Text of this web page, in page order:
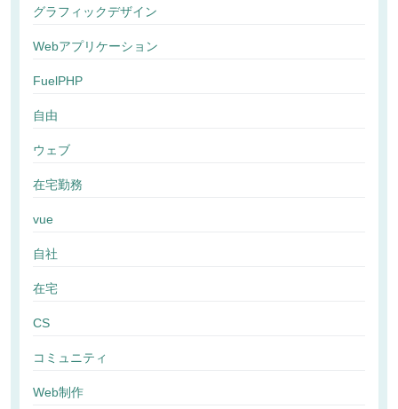
グラフィックデザイン
Webアプリケーション
FuelPHP
自由
ウェブ
在宅勤務
vue
自社
在宅
CS
コミュニティ
Web制作